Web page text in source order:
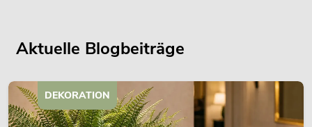
Aktuelle Blogbeiträge
DEKORATION